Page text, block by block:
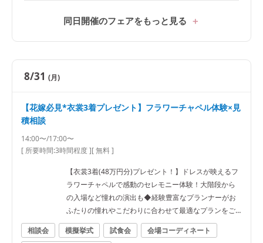
同日開催のフェアをもっと見る
8/31 (月)
【花嫁必見*衣裳3着プレゼント】フラワーチャペル体験×見
積相談
14:00〜/17:00〜
[ 所要時間:3時間程度][ 無料 ]
【衣裳3着(48万円分)プレゼント！】ドレスが映えるフ
ラワーチャペルで感動のセレモニー体験！大階段から
の入場など憧れの演出も◆経験豊富なプランナーがお
ふたりの憧れやこだわりに合わせて最適なプランをご
提案！
相談会 模擬挙式 試食会
会場コーディネート